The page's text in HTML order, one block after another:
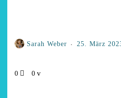
Sarah Weber 25. März
0 0